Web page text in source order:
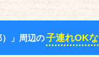
）」周辺の子連れOKな